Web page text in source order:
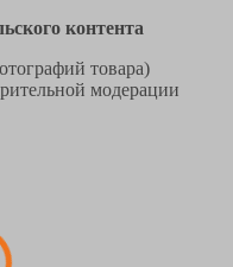
контента
товара)
модерации